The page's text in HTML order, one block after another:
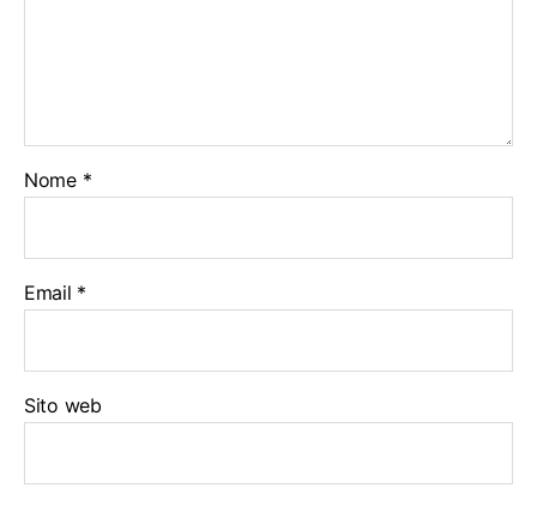
Nome *
Email *
Sito web